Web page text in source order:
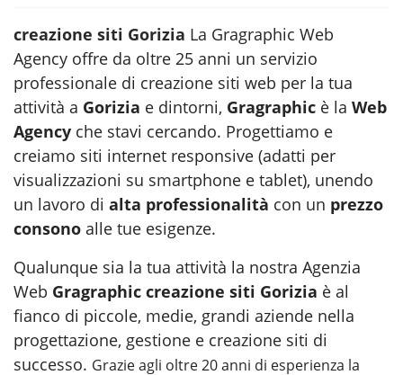
creazione siti Gorizia La Gragraphic Web
Agency offre da oltre 25 anni un servizio
professionale di creazione siti web per la tua
attività a Gorizia e dintorni, Gragraphic è la Web
Agency che stavi cercando. Progettiamo e
creiamo siti internet responsive (adatti per
visualizzazioni su smartphone e tablet), unendo
un lavoro di alta professionalità con un prezzo
consono alle tue esigenze.
Qualunque sia la tua attività la nostra Agenzia
Web Gragraphic creazione siti Gorizia è al
fianco di piccole, medie, grandi aziende nella
progettazione, gestione e creazione siti di
successo. Grazie agli oltre 20 anni di esperienza la